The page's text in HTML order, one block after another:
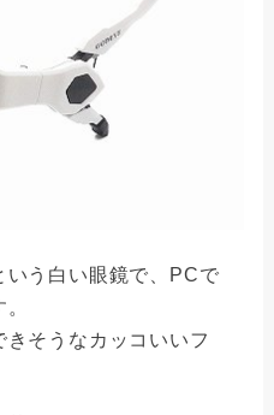
いう白い眼鏡で、PCで
そうなカッコいいフ